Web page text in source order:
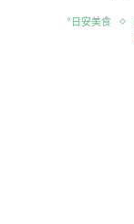
*日安美食